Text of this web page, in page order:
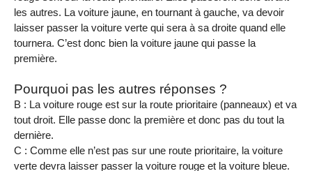
les autres. La voiture jaune, en tournant à gauche, va devoir
laisser passer la voiture verte qui sera à sa droite quand elle
tournera. C’est donc bien la voiture jaune qui passe la
première.
Pourquoi pas les autres réponses ?
B : La voiture rouge est sur la route prioritaire (panneaux) et va
tout droit. Elle passe donc la première et donc pas du tout la
dernière.
C : Comme elle n’est pas sur une route prioritaire, la voiture
verte devra laisser passer la voiture rouge et la voiture bleue.